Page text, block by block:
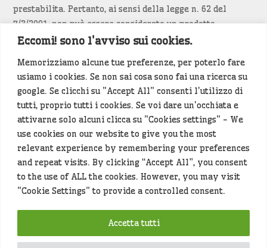
Eccomi! sono l'avviso sui cookies.
Memorizziamo alcune tue preferenze, per poterlo fare
usiamo i cookies. Se non sai cosa sono fai una ricerca su
google. Se clicchi su "Accept All" consenti l'utilizzo di
tutti, proprio tutti i cookies. Se voi dare un'occhiata e
attivarne solo alcuni clicca su "Cookies settings" - We
use cookies on our website to give you the most
relevant experience by remembering your preferences
and repeat visits. By clicking “Accept All”, you consent
to the use of ALL the cookies. However, you may visit
"Cookie Settings" to provide a controlled consent.
Accetta tutti
prestabilita. Pertanto, ai sensi della legge n. 62 del
7/3/2001, non può essere considerato un prodotto
editoriale.
Siamo attenti a non violare copyright e diritti
d’immagine. Se un contenuto è di tua proprietà e vuoi
richiederne la rimozionediccelo(<- clicca per inviarci un
messaggio).
Alcuni articoli sono generati in bozza rielaborando, con
l'intelligenza artificiale generativa, contenuti
provenienti da fonti istituzionali e altri siti di interesse
locale. Prima della pubblicazioni l'articolo viene
controllato dalla redazione.
Hey che fine fanno i miei dati (privacy policy)